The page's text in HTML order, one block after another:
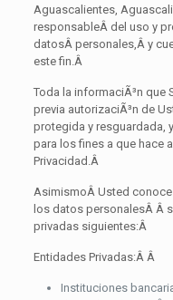
Aguascalientes,
responsableÂ del uso y
datosÂ personales,Â y
este fin.Â
Toda la informaciÃ³n que
previa autorizaciÃ³n de
protegida y resguardada,
para los fines a que hace
Privacidad.Â
AsimismoÂ Usted
los datos personalesÂ Â
privadas siguientes:Â
Entidades Privadas:Â Â
Instituciones